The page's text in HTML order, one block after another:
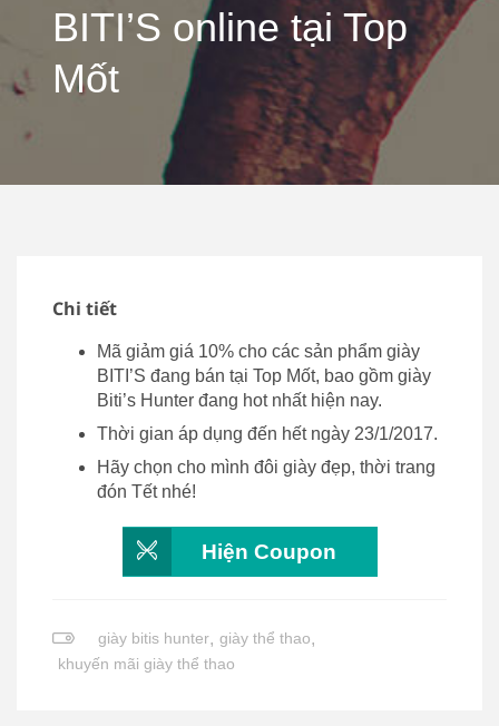
BITI’S online tại Top
Mốt
Chi tiết
Mã giảm giá 10% cho các sản phẩm giày
BITI’S đang bán tại Top Mốt, bao gồm giày
Biti’s Hunter đang hot nhất hiện nay.
Thời gian áp dụng đến hết ngày 23/1/2017.
Hãy chọn cho mình đôi giày đẹp, thời trang
đón Tết nhé!
Hiện Coupon
giày bitis hunter, giày thể thao,
khuyến mãi giày thể thao